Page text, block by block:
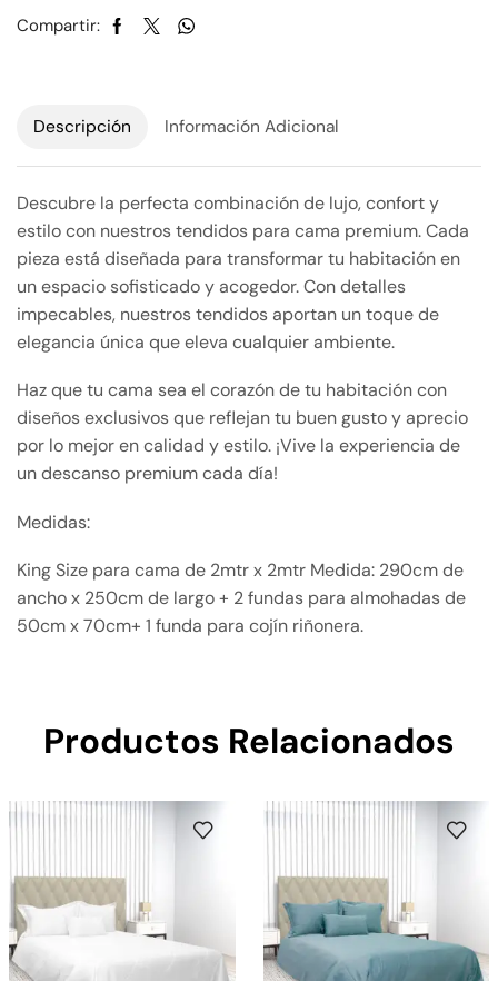
Compartir:
Descripción Información Adicional
Descubre la perfecta combinación de lujo, confort y
estilo con nuestros tendidos para cama premium. Cada
pieza está diseñada para transformar tu habitación en
un espacio sofisticado y acogedor. Con detalles
impecables, nuestros tendidos aportan un toque de
elegancia única que eleva cualquier ambiente.
Haz que tu cama sea el corazón de tu habitación con
diseños exclusivos que reflejan tu buen gusto y aprecio
por lo mejor en calidad y estilo. ¡Vive la experiencia de
un descanso premium cada día!
Medidas:
King Size para cama de 2mtr x 2mtr Medida: 290cm de
ancho x 250cm de largo + 2 fundas para almohadas de
50cm x 70cm+ 1 funda para cojín riñonera.
Productos Relacionados